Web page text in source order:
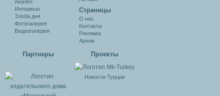
Анализ
Интервью
Злоба дня
Фотогалерея
Видеогалерея
Cтраницы
О нас
Контакты
Реклама
Архив
Партнеры Проекты
Новости Турции